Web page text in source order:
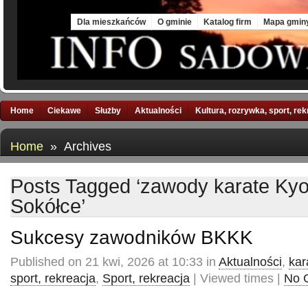
Dla mieszkańców O gminie Katalog firm Mapa
Home Ciekawe Służby Aktualności Kultura, rozrywka, sport,
Home » Archives
Posts Tagged ‘zawody karate
Sokółce’
Sukcesy zawodników BKKK
Published on 21 kwi, 2026 at 10:33 in Aktualności,
sport, rekreacja, Sport, rekreacja | Viewed times | No